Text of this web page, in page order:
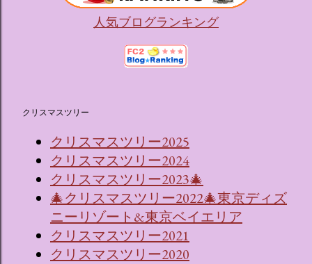
人気ブログランキング
クリスマスツリー
クリスマスツリー2025
クリスマスツリー2024
クリスマスツリー2023🎄
🎄クリスマスツリー2022🎄東京ディズ
ニーリゾート&東京ベイエリア
クリスマスツリー2021
クリスマスツリー2020